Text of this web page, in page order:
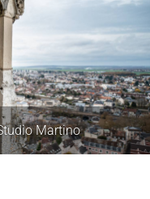
Martino